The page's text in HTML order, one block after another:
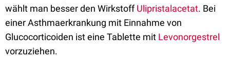
wählt man besser den WirkstoffUlipristalacetat. Bei
einer Asthmaerkrankung mit Einnahme von
Glucocorticoiden ist eine Tablette mit Levonorgestrel
vorzuziehen.